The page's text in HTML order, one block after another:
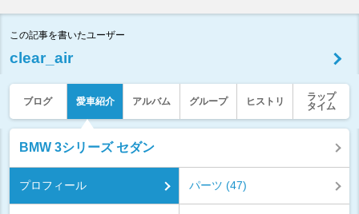
この記事を書いたユーザー
clear_air
ブログ 愛車紹介 アルバム グループ ヒストリ
ラップ
タイム
BMW 3シリーズ セダン
プロフィール パーツ (47)